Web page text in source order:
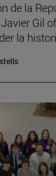
de la
Gil
la